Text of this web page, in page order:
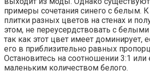
примеры сочетания синего с белым.
плитки разных цветов на стенах и
этом, не переусердствовать с
так как этот цвет имеет доминирует,
его в приблизительно равных
Остановитесь на соотношении 3:1
маленьким количеством белого.